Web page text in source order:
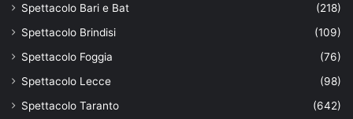
Spettacolo Bari e Bat
(218)
Spettacolo Brindisi
(109)
Spettacolo Foggia
(76)
Spettacolo Lecce
(98)
Spettacolo Taranto
(642)